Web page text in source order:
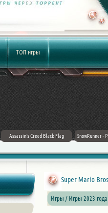
ТОП игры
Assassin's Creed Black Flag
SnowRunner -
Super Mario
Игры / Игры 2023